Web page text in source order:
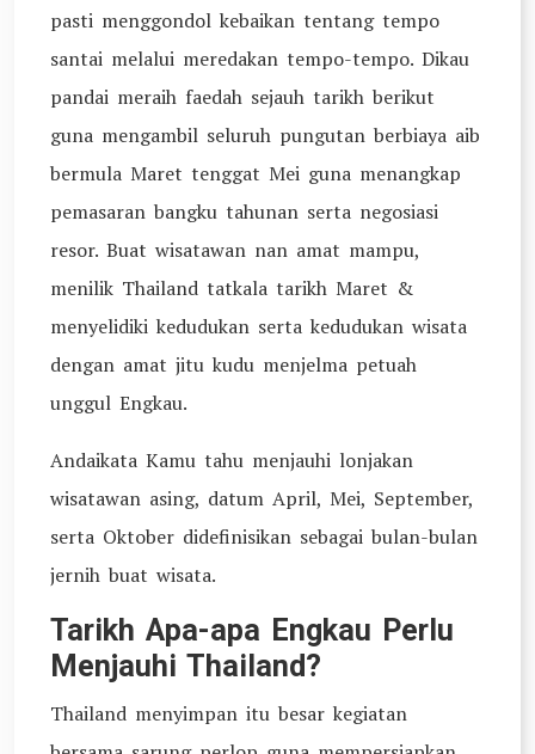
pasti menggondol kebaikan tentang tempo
santai melalui meredakan tempo-tempo. Dikau
pandai meraih faedah sejauh tarikh berikut
guna mengambil seluruh pungutan berbiaya aib
bermula Maret tenggat Mei guna menangkap
pemasaran bangku tahunan serta negosiasi
resor. Buat wisatawan nan amat mampu,
menilik Thailand tatkala tarikh Maret &
menyelidiki kedudukan serta kedudukan wisata
dengan amat jitu kudu menjelma petuah
unggul Engkau.
Andaikata Kamu tahu menjauhi lonjakan
wisatawan asing, datum April, Mei, September,
serta Oktober didefinisikan sebagai bulan-bulan
jernih buat wisata.
Tarikh Apa-apa Engkau Perlu
Menjauhi Thailand?
Thailand menyimpan itu besar kegiatan